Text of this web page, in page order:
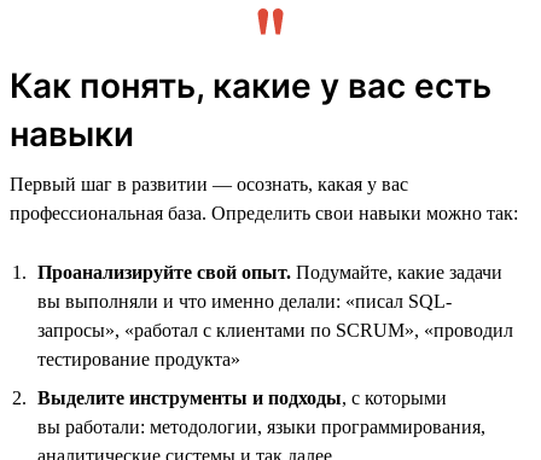
Как понять, какие у вас есть
навыки
Первый шаг в развитии — осознать, какая у вас
профессиональная база. Определить свои навыки можно так:
Проанализируйте свой опыт. Подумайте, какие задачи
вы выполняли и что именно делали: «писал SQL-
запросы», «работал с клиентами по SCRUM», «проводил
тестирование продукта»
Выделите инструменты и подходы, с которыми
вы работали: методологии, языки программирования,
аналитические системы и так далее